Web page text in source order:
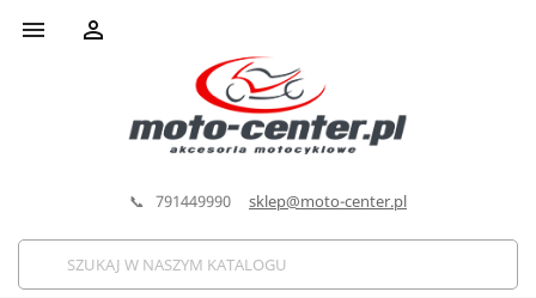
 
📞 791449990 sklep@moto-center.pl